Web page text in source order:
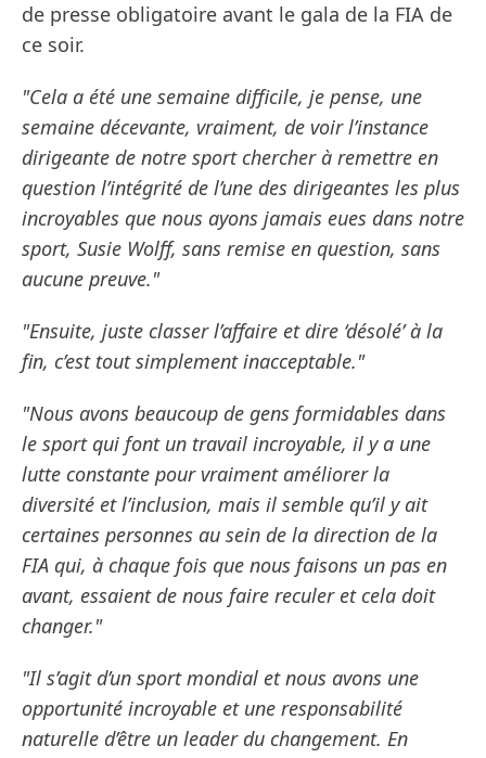
de presse obligatoire avant le gala de la FIA de
ce soir.
"Cela a été une semaine difficile, je pense, une
semaine décevante, vraiment, de voir l’instance
dirigeante de notre sport chercher à remettre en
question l’intégrité de l’une des dirigeantes les plus
incroyables que nous ayons jamais eues dans notre
sport, Susie Wolff, sans remise en question, sans
aucune preuve."
"Ensuite, juste classer l’affaire et dire ‘désolé’ à la
fin, c’est tout simplement inacceptable."
"Nous avons beaucoup de gens formidables dans
le sport qui font un travail incroyable, il y a une
lutte constante pour vraiment améliorer la
diversité et l’inclusion, mais il semble qu’il y ait
certaines personnes au sein de la direction de la
FIA qui, à chaque fois que nous faisons un pas en
avant, essaient de nous faire reculer et cela doit
changer."
"Il s’agit d’un sport mondial et nous avons une
opportunité incroyable et une responsabilité
naturelle d’être un leader du changement. En